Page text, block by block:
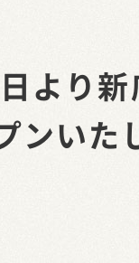
より新
ンいた